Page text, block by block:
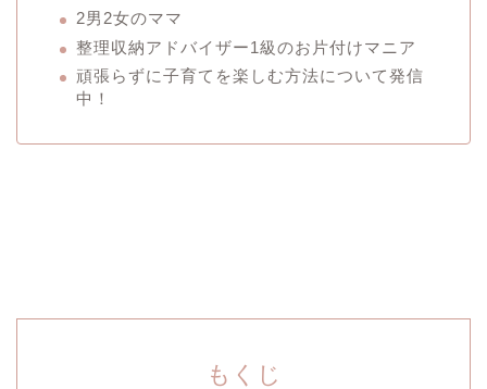
2男2女のママ
整理収納アドバイザー1級のお片付けマニア
頑張らずに子育てを楽しむ方法について発信
中！
もくじ